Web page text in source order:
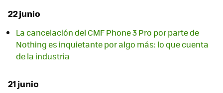
22 junio
La cancelación del CMF Phone 3 Pro por parte de
Nothing es inquietante por algo más: lo que cuenta
de la industria
21 junio